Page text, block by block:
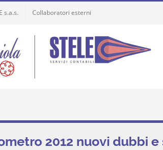
s.a.s. Collaboratori esterni
2012 nuovi dubbi